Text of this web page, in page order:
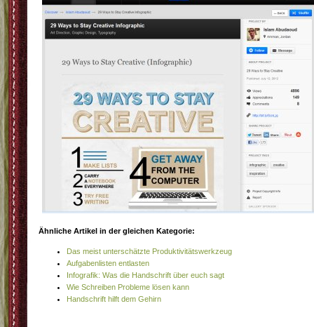
Ähnliche Artikel in der gleichen Kategorie:
Das meist unterschätzte Produktivitätswerkzeug
Aufgabenlisten entlasten
Infografik: Was die Handschrift über euch sagt
Wie Schreiben Probleme lösen kann
Handschrift hilft dem Gehirn